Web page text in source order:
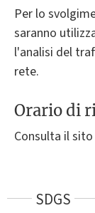
Per lo
saranno
l'analisi del
rete.
Orario di
Consulta il
SDGS